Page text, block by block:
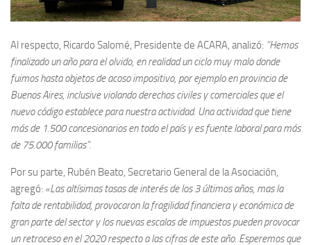
Al respecto, Ricardo Salomé, Presidente de ACARA, analizó: “Hemos
finalizado un año para el olvido, en realidad un ciclo muy malo donde
fuimos hasta objetos de acoso impositivo, por ejemplo en provincia de
Buenos Aires, inclusive violando derechos civiles y comerciales que el
nuevo código establece para nuestra actividad. Una actividad que tiene
más de 1.500 concesionarios en todo el país y es fuente laboral para más
de 75.000 familias”.
Por su parte, Rubén Beato, Secretario General de la Asociación,
agregó: «Las altísimas tasas de interés de los 3 últimos años, mas la
falta de rentabilidad, provocaron la fragilidad financiera y económica de
gran parte del sector y los nuevas escalas de impuestos pueden provocar
un retroceso en el 2020 respecto a las cifras de este año. Esperemos que